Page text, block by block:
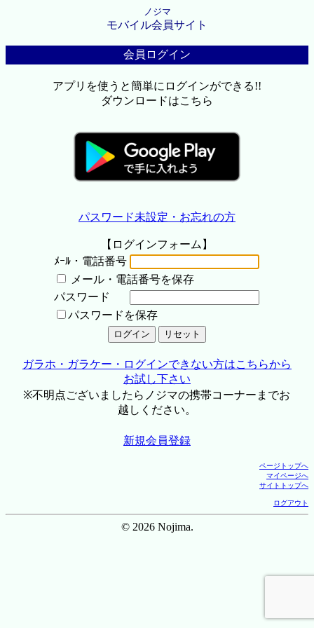
ノジマ
モバイル会員サイト
会員ログイン
アプリを使うと簡単にログインができる!!
ダウンロードはこちら
パスワード未設定・お忘れの方
【ログインフォーム】
ﾒｰﾙ・電話番号
メール・電話番号を保存
パスワード
パスワードを保存
ガラホ・ガラケー・ログインできない方はこちらから
お試し下さい
※不明点ございましたらノジマの携帯コーナーまでお
越しください。
新規会員登録
ページトップへ
マイページへ
サイトトップへ
ログアウト
© 2026 Nojima.